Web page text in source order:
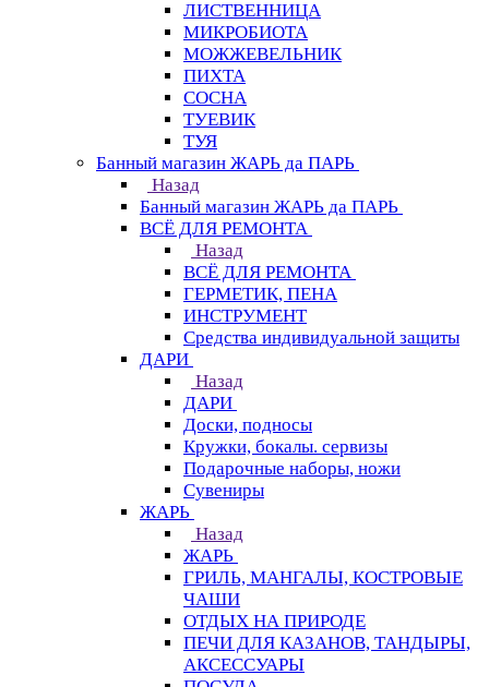
ЛИСТВЕННИЦА
МИКРОБИОТА
МОЖЖЕВЕЛЬНИК
ПИХТА
СОСНА
ТУЕВИК
ТУЯ
Банный магазин ЖАРЬ да ПАРЬ
Назад
Банный магазин ЖАРЬ да ПАРЬ
ВСЁ ДЛЯ РЕМОНТА
Назад
ВСЁ ДЛЯ РЕМОНТА
ГЕРМЕТИК, ПЕНА
ИНСТРУМЕНТ
Средства индивидуальной защиты
ДАРИ
Назад
ДАРИ
Доски, подносы
Кружки, бокалы. сервизы
Подарочные наборы, ножи
Сувениры
ЖАРЬ
Назад
ЖАРЬ
ГРИЛЬ, МАНГАЛЫ, КОСТРОВЫЕ
ЧАШИ
ОТДЫХ НА ПРИРОДЕ
ПЕЧИ ДЛЯ КАЗАНОВ, ТАНДЫРЫ,
АКСЕССУАРЫ